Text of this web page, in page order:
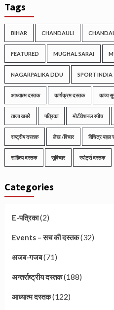
Tags
BIHAR CHANDAULI
FEATURED MUGHAL SARAI
NAGARPALIKA DDU SPORT INDIA
आध्यात्म दस्तक कार्यक्रम दस्तक काव्य
ताजा खबरें पत्रिका मोटीवेशनल स्पीच
राष्ट्रीय दस्तक लेख /विचार विचित्र पहल
साहित्य दस्तक सुविचार स्पोर्ट्स दस्तक
Categories
E-पत्रिका(2)
Events – सच की दस्तक(32)
अजब-गजब(71)
अन्तर्राष्ट्रीय दस्तक(188)
आध्यात्म दस्तक(122)